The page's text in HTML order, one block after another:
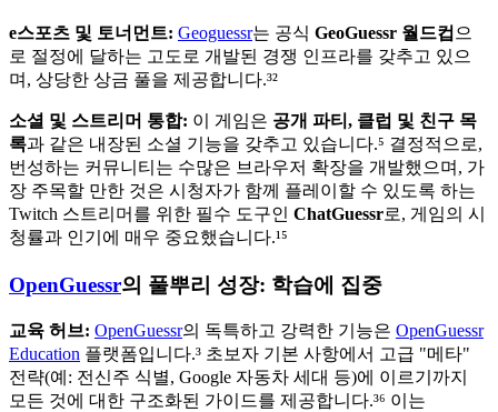
e스포츠 및 토너먼트: Geoguessr는 공식 GeoGuessr 월드컵 으
로 절정에 달하는 고도로 개발된 경쟁 인프라를 갖추고 있으
며, 상당한 상금 풀을 제공합니다.³²
소셜 및 스트리머 통합: 이 게임은 공개 파티, 클럽 및 친구 목
록과 같은 내장된 소셜 기능을 갖추고 있습니다.⁵ 결정적으로,
번성하는 커뮤니티는 수많은 브라우저 확장을 개발했으며, 가
장 주목할 만한 것은 시청자가 함께 플레이할 수 있도록 하는
Twitch 스트리머를 위한 필수 도구인 ChatGuessr로, 게임의 시
청률과 인기에 매우 중요했습니다.¹⁵
OpenGuessr의 풀뿌리 성장: 학습에 집중
교육 허브: OpenGuessr의 독특하고 강력한 기능은 OpenGuessr
Education 플랫폼입니다.³ 초보자 기본 사항에서 고급 "메타"
전략(예: 전신주 식별, Google 자동차 세대 등)에 이르기까지
모든 것에 대한 구조화된 가이드를 제공합니다.³⁶ 이는